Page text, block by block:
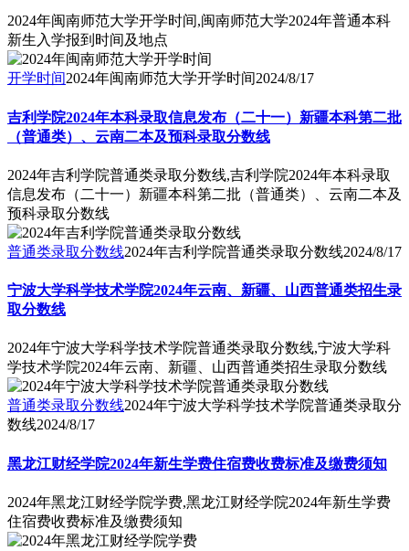
2024年闽南师范大学开学时间,闽南师范大学2024年普通本科
新生入学报到时间及地点
开学时间2024年闽南师范大学开学时间2024/8/17
吉利学院2024年本科录取信息发布（二十一）新疆本科第二批
（普通类）、云南二本及预科录取分数线
2024年吉利学院普通类录取分数线,吉利学院2024年本科录取
信息发布（二十一）新疆本科第二批（普通类）、云南二本及
预科录取分数线
普通类录取分数线2024年吉利学院普通类录取分数线2024/8/17
宁波大学科学技术学院2024年云南、新疆、山西普通类招生录
取分数线
2024年宁波大学科学技术学院普通类录取分数线,宁波大学科
学技术学院2024年云南、新疆、山西普通类招生录取分数线
普通类录取分数线2024年宁波大学科学技术学院普通类录取分
数线2024/8/17
黑龙江财经学院2024年新生学费住宿费收费标准及缴费须知
2024年黑龙江财经学院学费,黑龙江财经学院2024年新生学费
住宿费收费标准及缴费须知